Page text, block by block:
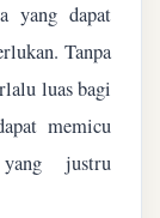
yang dapat
Tanpa
luas bagi
memicu
justru